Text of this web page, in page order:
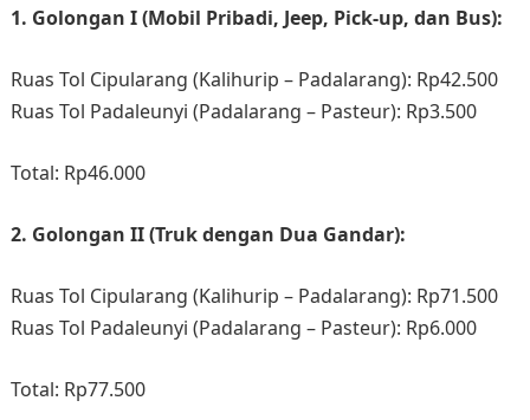
1. Golongan I (Mobil Pribadi, Jeep, Pick-up, dan Bus):
Ruas Tol Cipularang (Kalihurip – Padalarang): Rp42.500​
Ruas Tol Padaleunyi (Padalarang – Pasteur): Rp3.500​
Total: Rp46.000​
2. Golongan II (Truk dengan Dua Gandar):
Ruas Tol Cipularang (Kalihurip – Padalarang): Rp71.500​
Ruas Tol Padaleunyi (Padalarang – Pasteur): Rp6.000​
Total: Rp77.500​